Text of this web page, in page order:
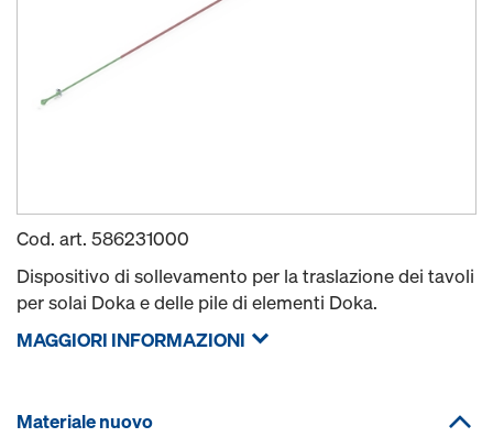
Cod. art. 586231000
Dispositivo di sollevamento per la traslazione dei tavoli
per solai Doka e delle pile di elementi Doka.
MAGGIORI INFORMAZIONI
Materiale nuovo